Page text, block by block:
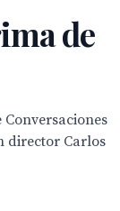
de
director Carlos